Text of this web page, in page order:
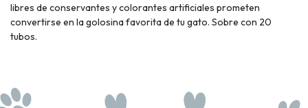
libres de conservantes y colorantes artificiales prometen
convertirse en la golosina favorita de tu gato. Sobre con 20
tubos.